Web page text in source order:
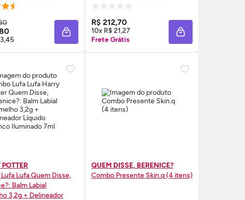
7ml
COMPRE AGORA ❯
ADICIONAR À SACOLA
R$ 212,70
10x R$ 21,27
Frete Grátis
COMPRE AGORA ❯
ADICIONAR À
Lufa Quem Disse,
Balm Labial
3,2g + Delineador
QUEM DISSE, BERENICE?
Combo Presente Skin.q (4 itens)